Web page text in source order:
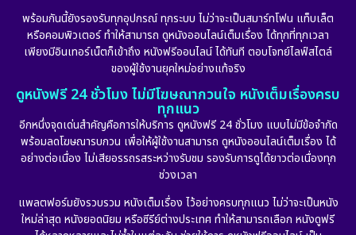
พร้อมกันนี้ยังรองรับทุกอุปกรณ์ ทุกระบบ ไม่ว่าจะเป็นสมาร์ทโฟน แท็บเล็ต
หรือคอมพิวเตอร์ ทำให้สามารถ ดูหนังออนไลน์เต็มเรื่อง ได้ทุกที่ทุกเวลา
เพียงมีอินเทอร์เน็ตก็เข้าถึง หนังฟรีออนไลน์ ได้ทันที ตอบโจทย์ไลฟ์สไตล์
ของผู้ใช้งานยุคใหม่อย่างแท้จริง
ดูหนังฟรี 24 ชั่วโมง ไม่มีโฆษณากวนใจ หนังเต็มเรื่องครบ
ทุกแนว
อีกหนึ่งจุดเด่นสำคัญคือการให้บริการ ดูหนังฟรี 24 ชั่วโมง แบบไม่มีข้อจำกัด
พร้อมลดโฆษณารบกวน เพื่อให้ผู้ใช้งานสามารถ ดูหนังออนไลน์เต็มเรื่อง ได้
อย่างต่อเนื่อง ไม่เสียอรรถรสระหว่างรับชม รองรับการดูได้ยาวต่อเนื่องทุก
ช่วงเวลา
แพลตฟอร์มยังรวบรวม หนังเต็มเรื่อง ไว้อย่างครบทุกแนว ไม่ว่าจะเป็นหนัง
ใหม่ล่าสุด หนังยอดนิยม หรือซีรีย์ต่างประเทศ ทำให้สามารถเลือก หนังดูฟรี